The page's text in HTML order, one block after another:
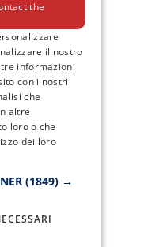
the
il nostro
informazioni
con i nostri
che
altre
loro o che
dei loro
(1849) →